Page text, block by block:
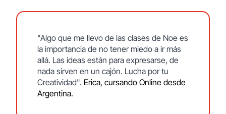
"Algo que me llevo de las clases de Noe es
la importancia de no tener miedo a ir más
allá. Las ideas están para expresarse, de
nada sirven en un cajón. Lucha por tu
Creatividad". Erica, cursando Online desde
Argentina.